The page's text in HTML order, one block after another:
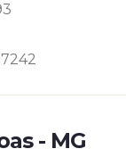
- MG